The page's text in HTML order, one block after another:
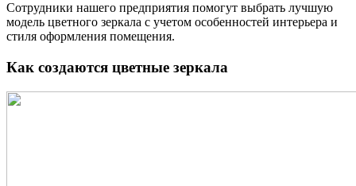
Сотрудники нашего предприятия помогут выбрать лучшую
модель цветного зеркала с учетом особенностей интерьера и
стиля оформления помещения.
Как создаются цветные зеркала